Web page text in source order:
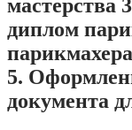
мастерства
диплом
5.
документа